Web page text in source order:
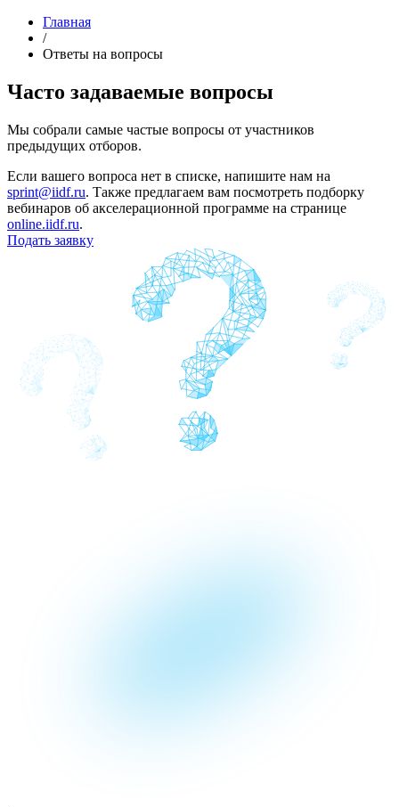
Главная
/
Ответы на вопросы
Часто задаваемые вопросы
Мы собрали самые частые вопросы от участников
предыдущих отборов.
Если вашего вопроса нет в списке, напишите нам на
sprint@iidf.ru. Также предлагаем вам посмотреть подборку
вебинаров об акселерационной программе на странице
online.iidf.ru.
Подать заявку